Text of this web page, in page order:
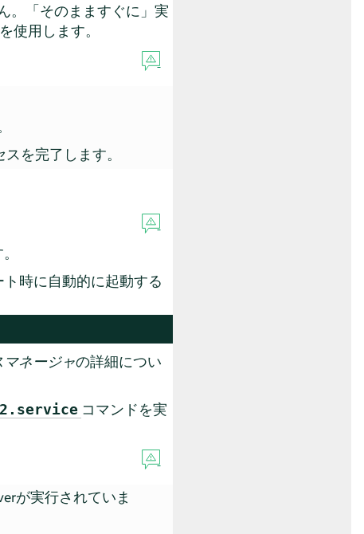
「そのまますぐに 」 実
使用します。
を完了します。
ト時に自動的に起動する
ネージャの詳細につい
コマンドを実
が実行されていま